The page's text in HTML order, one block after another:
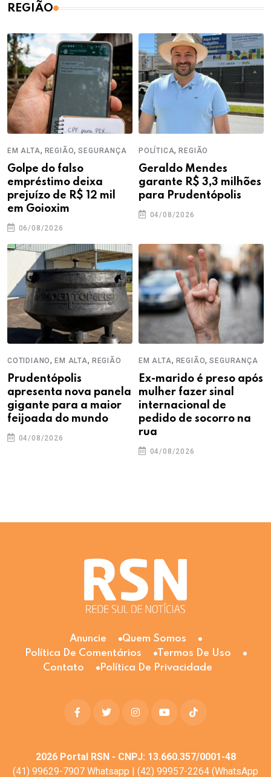
REGIÃO
EM ALTA, REGIÃO,SEGURANÇA
Golpe do falso
empréstimo deixa
prejuízo de R$ 12 mil
em Goioxim
06/08/2026
POLÍTICA,REGIÃO
Geraldo Mendes
garante R$ 3,3 milhões
para Prudentópolis
04/08/2026
COTIDIANO,EM ALTA, REGIÃO
Prudentópolis
apresenta nova panela
gigante para a maior
feijoada do mundo
04/08/2026
EM ALTA, REGIÃO,SEGURANÇA
Ex-marido é preso após
mulher fazer sinal
internacional de
pedido de socorro na
rua
04/08/2026
Anuncie
Quem Somos
Política De Comentários
Termos De Uso
Contato
Política De Privacidade
2026Portal RSN - CNPJ: 13.660.357/0001-48
(41) 99629-7907 Whatsapp | (42) 99957-2264 (WhatsApp